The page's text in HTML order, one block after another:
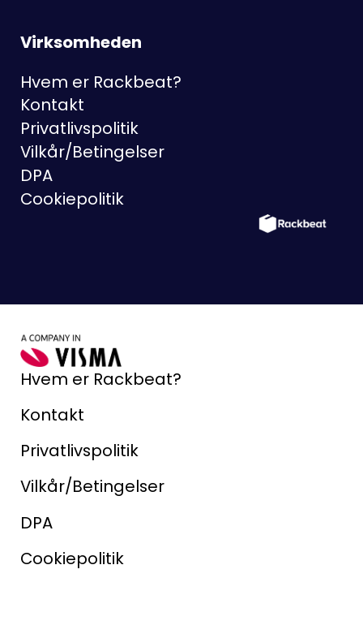
Virksomheden
Hvem er Rackbeat?
Kontakt
Privatlivspolitik
Vilkår/Betingelser
DPA
Cookiepolitik
Hvem er Rackbeat?
Kontakt
Privatlivspolitik
Vilkår/Betingelser
DPA
Cookiepolitik